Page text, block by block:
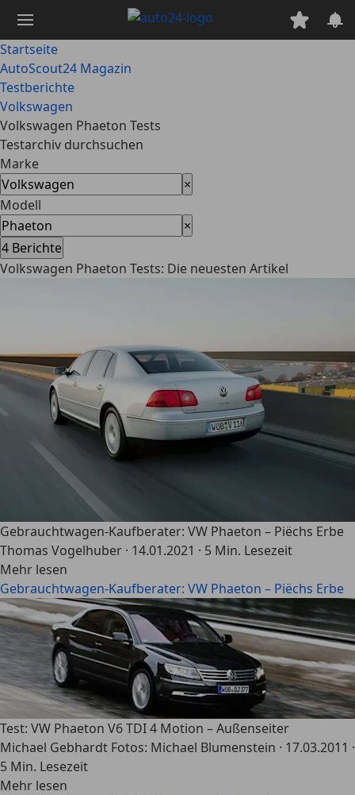
Hauptinhalt
springen
Startseite
AutoScout24 Magazin
Testberichte
Volkswagen
Volkswagen Phaeton Tests
Testarchiv durchsuchen
Marke
×
Modell
×
4 Berichte
Volkswagen Phaeton Tests: Die neuesten Artikel
Gebrauchtwagen-Kaufberater: VW Phaeton – Piëchs Erbe
Thomas Vogelhuber · 14.01.2021 · 5 Min. Lesezeit
Mehr lesen
Gebrauchtwagen-Kaufberater: VW Phaeton – Piëchs Erbe
Test: VW Phaeton V6 TDI 4 Motion – Außenseiter
Michael Gebhardt Fotos: Michael Blumenstein · 17.03.2011 ·
5 Min. Lesezeit
Mehr lesen